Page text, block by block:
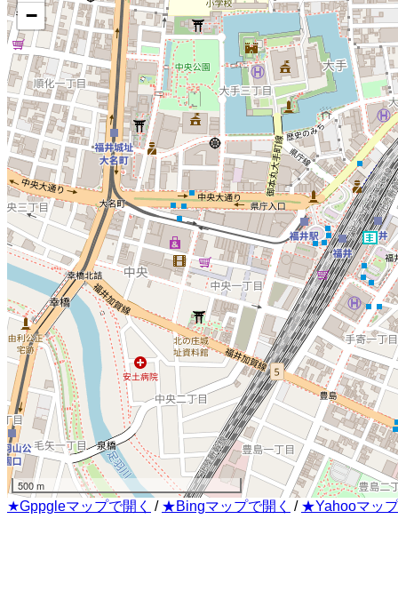
−
500 m
★Gppgleマップで開く / ★Bingマップで開く / ★Yahooマッ